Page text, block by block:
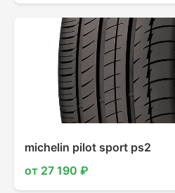
michelin pilot sport ps2
от 27 190 ₽